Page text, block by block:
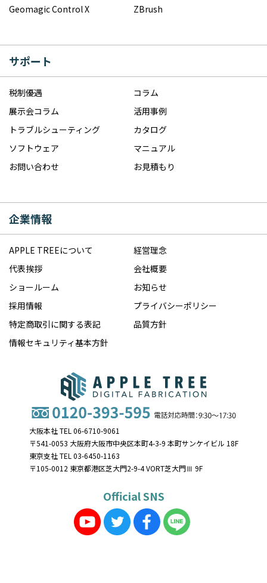
Geomagic Control X
ZBrush
サポート
税制優遇
コラム
展示会コラム
活用事例
トラブルシューティング
カタログ
ソフトウェア
マニュアル
お問い合わせ
お見積もり
企業情報
APPLE TREEについて
経営理念
代表挨拶
会社概要
ショールーム
お知らせ
採用情報
プライバシーポリシー
特定商取引に関する表記
品質方針
情報セキュリティ基本方針
大阪本社 TEL 06-6710-9061
〒541-0053 大阪府大阪市中央区本町4-3-9 本町サンケイビル 18F
東京支社 TEL 03-6450-1163
〒105-0012 東京都港区芝大門2-9-4 VORT芝大門Ⅲ 9F
Official SNS